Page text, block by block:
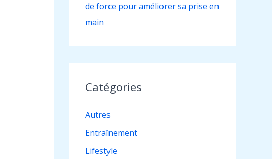
de force pour améliorer sa prise en
main
Catégories
Autres
Entraînement
Lifestyle